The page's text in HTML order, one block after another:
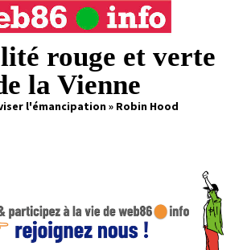
rouge et verte
la Vienne
l'émancipation » Robin Hood